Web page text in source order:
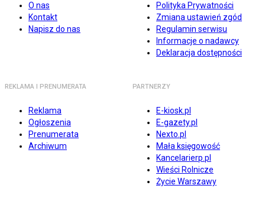
O nas
Kontakt
Napisz do nas
Polityka Prywatności
Zmiana ustawień zgód
Regulamin serwisu
Informacje o nadawcy
Deklaracja dostępności
REKLAMA I PRENUMERATA
Reklama
Ogłoszenia
Prenumerata
Archiwum
PARTNERZY
E-kiosk.pl
E-gazety.pl
Nexto.pl
Mała księgowość
Kancelarierp.pl
Wieści Rolnicze
Życie Warszawy